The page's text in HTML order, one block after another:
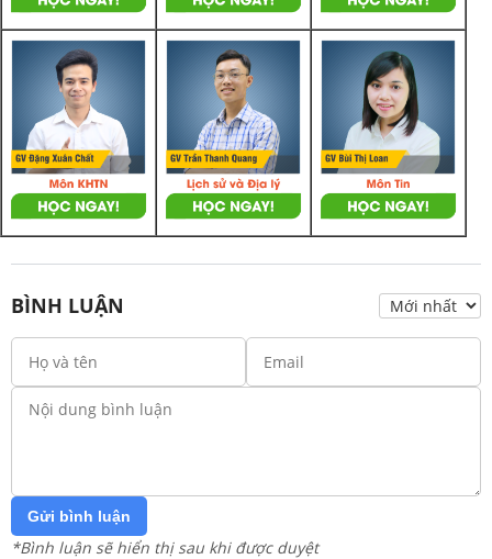
BÌNH LUẬN
Gửi bình luận
*Bình luận sẽ hiển thị sau khi được duyệt